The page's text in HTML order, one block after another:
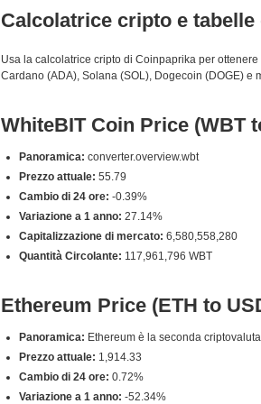
Calcolatrice cripto e
Usa la calcolatrice cripto di Coinpaprika per
Cardano (ADA), Solana (SOL), Dogecoin (DOGE)
WhiteBIT Coin Price (WBT
Panoramica: converter.overview.wbt
Prezzo attuale: 55.79
Cambio di 24 ore: -0.39%
Variazione a 1 anno: 27.14%
Capitalizzazione di mercato: 6,580,558,280
Quantità Circolante: 117,961,796 WBT
Ethereum Price (ETH to
Panoramica: Ethereum è la seconda
Prezzo attuale: 1,914.33
Cambio di 24 ore: 0.72%
Variazione a 1 anno: -52.34%